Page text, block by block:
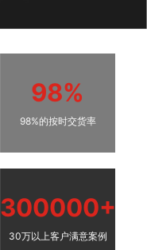
98%
98%的按时交货率
300000+
30万以上客户满意案例